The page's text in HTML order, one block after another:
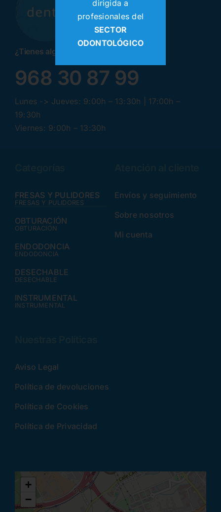
¿Tienes alguna pregunta? ¡Llamanos!
968 30 87 99
Lunes -> Jueves: 9:00h – 13:30h | 17:00h –
19:30h
Viernes: 9:00h – 13:30h
FRESAS Y PULIDORES
FRESAS Y PULIDORES
OBTURACIÓN
OBTURACIÓN
ENDODONCIA
ENDODONCIA
DESECHABLE
DESECHABLE
INSTRUMENTAL
INSTRUMENTAL
Envíos y seguimiento
Sobre nosotros
Mi cuenta
Aviso Legal
Política de devoluciones
Política de Cookies
Política de Privacidad
+
−
dirigida a
profesionales del
SECTOR
ODONTOLÓGICO